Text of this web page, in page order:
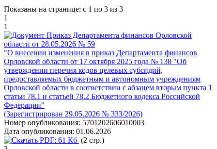
Показаны на странице: с 1 по 3 из 3
1
1
Приказ Департамента финансов Орловской
области от 28.05.2026 № 59
"О внесении изменения в приказ Департамента финансов
Орловской области от 17 октября 2025 года № 138 "Об
утверждении перечня кодов целевых субсидий,
предоставляемых бюджетным и автономным учреждениям
Орловской области в соответствии с абзацем вторым пункта 1
статьи 78.1 и статьей 78.2 Бюджетного кодекса Российской
Федерации"
(Зарегистрирован 29.05.2026 № 333/2026)
Номер опубликования: 5701202606010003
Дата опубликования: 01.06.2026
PDF: 61 Кб (2 стр.)